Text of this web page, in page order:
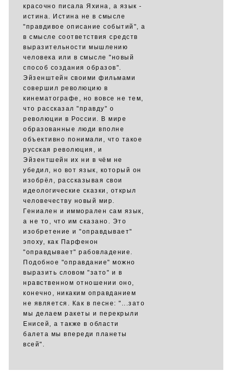
красочно писала Яхина, а язык -
истина. Истина не в смысле
"правдивое описание событий", а
в смысле соответствия средств
выразительности мышлению
человека или в смысле "новый
способ создания образов".
Эйзенштейн своими фильмами
совершил революцию в
кинематографе, но вовсе не тем,
что рассказал "правду" о
революции в России. В мире
образованные люди вполне
объективно понимали, что такое
русская революция, и
Эйзентшейн их ни в чём не
убедил, но вот язык, который он
изобрёл, рассказывая свои
идеологические сказки, открыл
человечеству новый мир.
Гениален и имморален сам язык,
а не то, что им сказано. Это
изобретение и "оправдывает"
эпоху, как Парфенон
"оправдывает" рабовладение.
Подобное "оправдание" можно
выразить словом "зато" и в
нравственном отношении оно,
конечно, никаким оправданием
не является. Как в песне: "...зато
мы делаем ракеты и перекрыли
Енисей, а также в области
балета мы впереди планеты
всей".